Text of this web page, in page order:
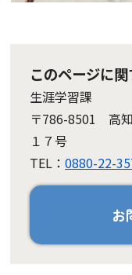
このページに
生涯学習課
〒786-8501 高
１７号
TEL：0880-22-
お